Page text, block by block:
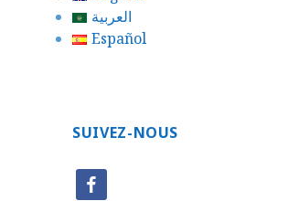
العربية
Español
SUIVEZ-NOUS
facebook